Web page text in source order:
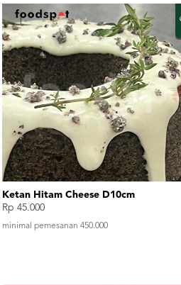
Ketan Hitam Cheese D10cm
Rp 45.000
minimal pemesanan 450.000